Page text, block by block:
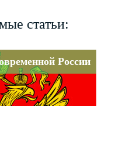
статьи:
России